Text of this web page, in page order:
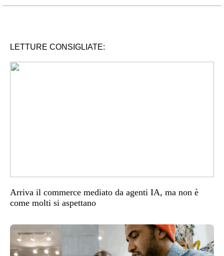
LETTURE CONSIGLIATE:
Arriva il commerce mediato da agenti IA, ma non è
come molti si aspettano